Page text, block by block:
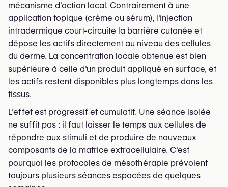
mécanisme d'action local. Contrairement à une
application topique (crème ou sérum), l'injection
intradermique court-circuite la barrière cutanée et
dépose les actifs directement au niveau des cellules
du derme. La concentration locale obtenue est bien
supérieure à celle d'un produit appliqué en surface, et
les actifs restent disponibles plus longtemps dans les
tissus.
L'effet est progressif et cumulatif. Une séance isolée
ne suffit pas : il faut laisser le temps aux cellules de
répondre aux stimuli et de produire de nouveaux
composants de la matrice extracellulaire. C'est
pourquoi les protocoles de mésothérapie prévoient
toujours plusieurs séances espacées de quelques